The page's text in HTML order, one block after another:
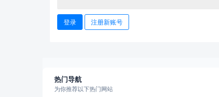
登录 注册新账号
热门导航
为你推荐以下热门网站